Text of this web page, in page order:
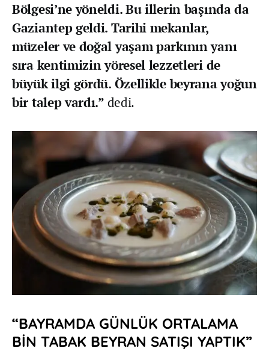
Bölgesi’ne yöneldi. Bu illerin başında da
Gaziantep geldi. Tarihi mekanlar,
müzeler ve doğal yaşam parkının yanı
sıra kentimizin yöresel lezzetleri de
büyük ilgi gördü. Özellikle beyrana yoğun
bir talep vardı.” dedi.
“BAYRAMDA GÜNLÜK ORTALAMA
BİN TABAK BEYRAN SATIŞI YAPTIK”